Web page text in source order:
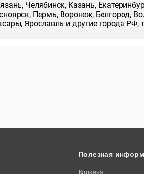
Челябинск, Казань,
Пермь, Воронеж, Белгород,
Ярославль и другие города
Полезная
Корзина